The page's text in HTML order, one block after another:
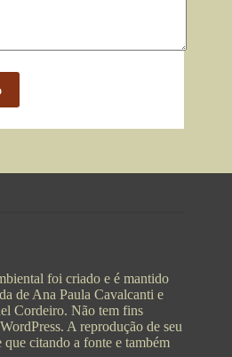
foi criado e é mantido
de Ana Paula Cavalcanti e
Cordeiro. Não tem fins
A reprodução de seu
citando a fonte e também